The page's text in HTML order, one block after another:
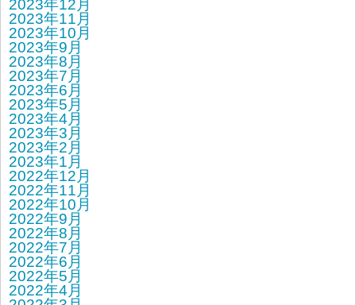
2023年12月
2023年11月
2023年10月
2023年9月
2023年8月
2023年7月
2023年6月
2023年5月
2023年4月
2023年3月
2023年2月
2023年1月
2022年12月
2022年11月
2022年10月
2022年9月
2022年8月
2022年7月
2022年6月
2022年5月
2022年4月